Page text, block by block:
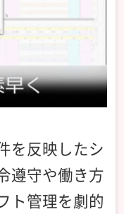
を反映したシ
遵守や働き方
ト管理を劇的